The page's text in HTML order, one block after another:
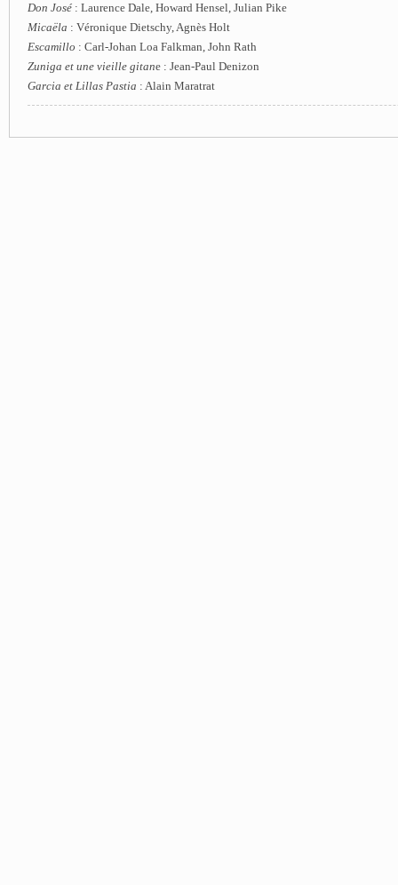
Don José : Laurence Dale, Howard Hensel, Julian Pike
Micaëla : Véronique Dietschy, Agnès Holt
Escamillo : Carl-Johan Loa Falkman, John Rath
Zuniga et une vieille gitane : Jean-Paul Denizon
Garcia et Lillas Pastia : Alain Maratrat